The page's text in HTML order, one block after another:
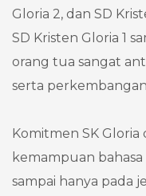
Gloria 2, dan SD
SD Kristen Gloria 1
orang tua sangat
serta
Komitmen SK
kemampuan
sampai hanya pada